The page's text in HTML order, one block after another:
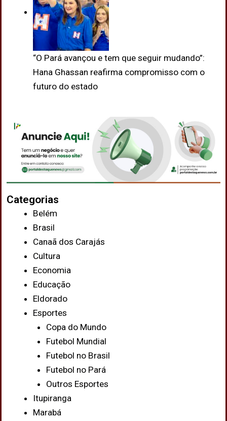
“O Pará avançou e tem que seguir mudando”:
Hana Ghassan reafirma compromisso com o
futuro do estado
Categorias
Belém
Brasil
Canaã dos Carajás
Cultura
Economia
Educação
Eldorado
Esportes
Copa do Mundo
Futebol Mundial
Futebol no Brasil
Futebol no Pará
Outros Esportes
Itupiranga
Marabá